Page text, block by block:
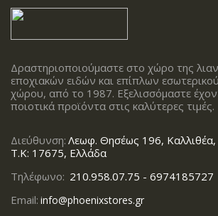
Δραστηριοποιούμαστε στο χώρο της
εποχιακών ειδών και επίπλων
χώρου, από το 1987. Εξελισσόμαστε
ποιοτικά προϊόντα στις καλύτερες τιμές.
Διεύθυνση: Λεωφ. Θησέως 196, Καλλιθέα,
Τ.Κ: 17675, Ελλάδα
Τηλέφωνο: 210.958.07.75 - 6974185727
Email: info@phoenixstores.gr